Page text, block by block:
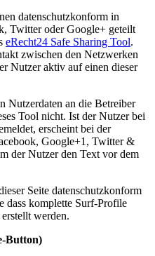
datenschutzkonform in
Twitter oder Google+ geteilt
eRecht24 Safe Sharing Tool.
zwischen den Netzwerken
Nutzer aktiv auf einen dieser
Nutzerdaten an die Betreiber
Tool nicht. Ist der Nutzer bei
erscheint bei der
Google+1, Twitter &
der Nutzer den Text vor dem
Seite datenschutzkonform
dass komplette Surf-Profile
werden.
Button)